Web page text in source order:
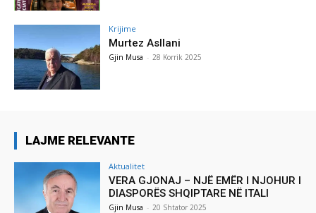
Krijime
Murtez Asllani
Gjin Musa - 28 Korrik 2025
LAJME RELEVANTE
Aktualitet
VERA GJONAJ – NJË EMËR I NJOHUR I
DIASPORËS SHQIPTARE NË ITALI
Gjin Musa - 20 Shtator 2025